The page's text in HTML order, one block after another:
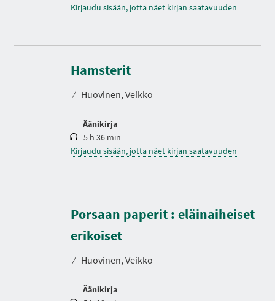
Kirjaudu sisään, jotta näet kirjan saatavuuden
Hamsterit
⁄ Huovinen, Veikko
Äänikirja
K
s
t
5 h 36 min
Kirjaudu sisään, jotta näet kirjan saatavuuden
Porsaan paperit : eläinaiheiset
erikoiset
⁄ Huovinen, Veikko
Äänikirja
K
e
s
t